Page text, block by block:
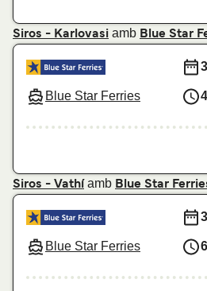
Siros - Karlovasi amb Blue Star
Blue Star Ferries
3
4
Siros - Vathíamb Blue Star
Blue Star Ferries
3
6